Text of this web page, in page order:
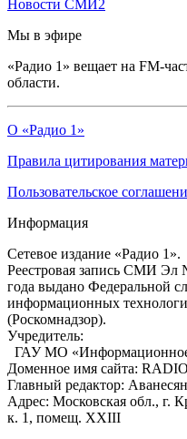
Новости СМИ2
Мы в эфире
«Радио 1» вещает на FM-
области.
О «Радио 1»
Правила цитирования
Пользовательское
Информация
Сетевое издание «Радио 1».
Реестровая запись СМИ Эл
года выдано Федеральной
информационных
(Роскомнадзор).
Учредитель:
ГАУ МО «Информационное
Доменное имя сайта:
Главный редактор:
Адрес: Московская обл., г.
к. 1, помещ. XXIII